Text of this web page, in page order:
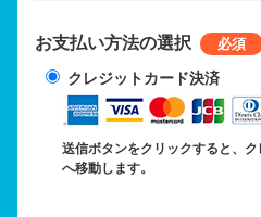
お支払い方法の選択
クレジットカード決済
送信ボタンをクリックすると、
へ移動します。